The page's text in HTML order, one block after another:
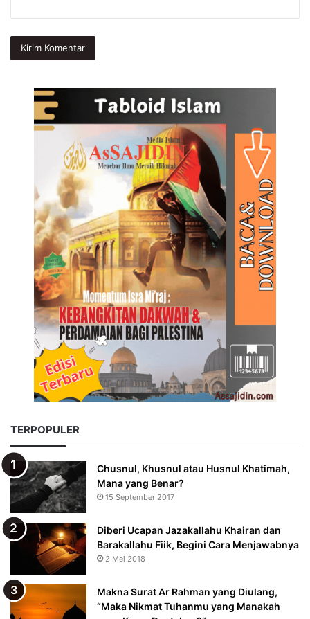
TERPOPULER
Chusnul, Khusnul atau Husnul Khatimah,
Mana yang Benar?
15 September 2017
Diberi Ucapan Jazakallahu Khairan dan
Barakallahu Fiik, Begini Cara Menjawabnya
2 Mei 2018
Makna Surat Ar Rahman yang Diulang,
“Maka Nikmat Tuhanmu yang Manakah